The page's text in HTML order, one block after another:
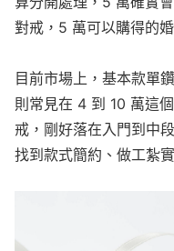
對戒，5 萬可以購得的
目前市場上，基本款單
則常見在 4 到 10 萬這
戒，剛好落在入門到中
找到款式簡約、做工紮